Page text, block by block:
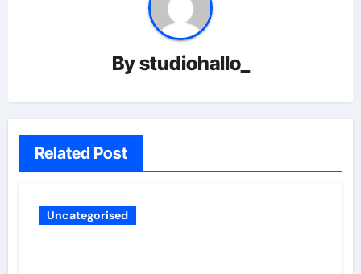
Bystudiohallo_
Related Post
Uncategorised